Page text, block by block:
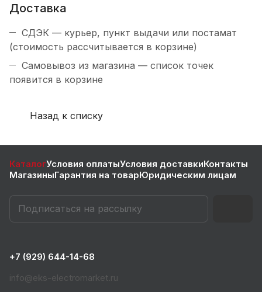
Доставка
СДЭК — курьер, пункт выдачи или постамат
(стоимость рассчитывается в корзине)
Самовывоз из магазина — список точек
появится в корзине
Назад к списку
КаталогУсловия оплатыУсловия доставкиКонтакты
МагазиныГарантия на товарЮридическим лицам
+7 (929) 644-14-68
info@eks-electromarket.ru